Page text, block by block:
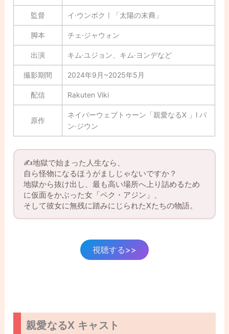
監督 イ·ウンボクㅣ「太陽の末裔」
脚本 チェ·ジャウォン
出演 キム·ユジョン、キム·ヨンデなど
撮影期間 2024年9月~2025年5月
配信 Rakuten Viki
原作
ネイバーウェブトゥーン「親愛なるX 」l パ
ン·ジウン
✍️地獄で始まった人生なら、
自ら怪物になるほうがましじゃないですか？
地獄から抜け出し、最も高い場所へ上り詰めるため
に仮面をかぶった女「ペク・アジン」、
そして彼女に無残に踏みにじられたXたちの物語。
視聴する>>
親愛なるX キャスト